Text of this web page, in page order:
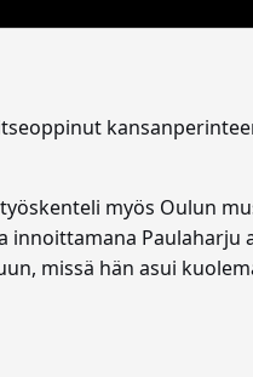
myös Oulun
innoittamana Paulaharju
missä hän asui